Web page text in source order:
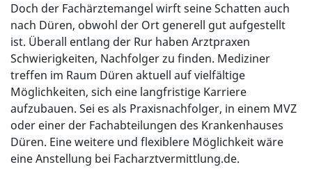
Doch der Fachärztemangel wirft seine Schatten auch
nach Düren, obwohl der Ort generell gut aufgestellt
ist. Überall entlang der Rur haben Arztpraxen
Schwierigkeiten, Nachfolger zu finden. Mediziner
treffen im Raum Düren aktuell auf vielfältige
Möglichkeiten, sich eine langfristige Karriere
aufzubauen. Sei es als Praxisnachfolger, in einem MVZ
oder einer der Fachabteilungen des Krankenhauses
Düren. Eine weitere und flexiblere Möglichkeit wäre
eine Anstellung bei Facharztvermittlung.de.